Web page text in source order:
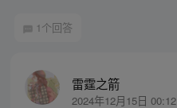
1个回答
雷霆之箭
2024年12月15日 00:12